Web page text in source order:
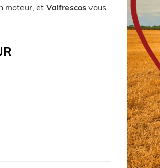
moteur, et Valfrescos vous